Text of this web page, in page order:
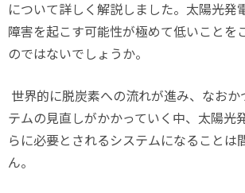
について詳しく解説しました。太陽光発
障害を起こす可能性が極めて低いことを
のではないでしょうか。
世界的に脱炭素への流れが進み、なおか
テムの見直しがかかっていく中、太陽光
らに必要とされるシステムになることは
ん。